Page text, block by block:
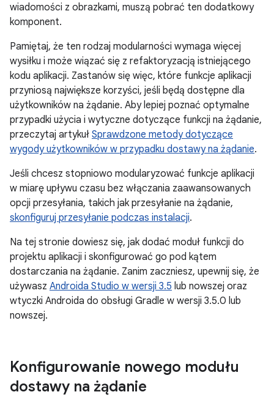
wiadomości z obrazkami, muszą pobrać ten dodatkowy
komponent.
Pamiętaj, że ten rodzaj modularności wymaga więcej
wysiłku i może wiązać się z refaktoryzacją istniejącego
kodu aplikacji. Zastanów się więc, które funkcje aplikacji
przyniosą największe korzyści, jeśli będą dostępne dla
użytkowników na żądanie. Aby lepiej poznać optymalne
przypadki użycia i wytyczne dotyczące funkcji na żądanie,
przeczytaj artykuł Sprawdzone metody dotyczące
wygody użytkowników w przypadku dostawy na żądanie.
Jeśli chcesz stopniowo modularyzować funkcje aplikacji
w miarę upływu czasu bez włączania zaawansowanych
opcji przesyłania, takich jak przesyłanie na żądanie,
skonfiguruj przesyłanie podczas instalacji.
Na tej stronie dowiesz się, jak dodać moduł funkcji do
projektu aplikacji i skonfigurować go pod kątem
dostarczania na żądanie. Zanim zaczniesz, upewnij się, że
używasz Androida Studio w wersji 3.5 lub nowszej oraz
wtyczki Androida do obsługi Gradle w wersji 3.5.0 lub
nowszej.
Konfigurowanie nowego modułu
dostawy na żądanie